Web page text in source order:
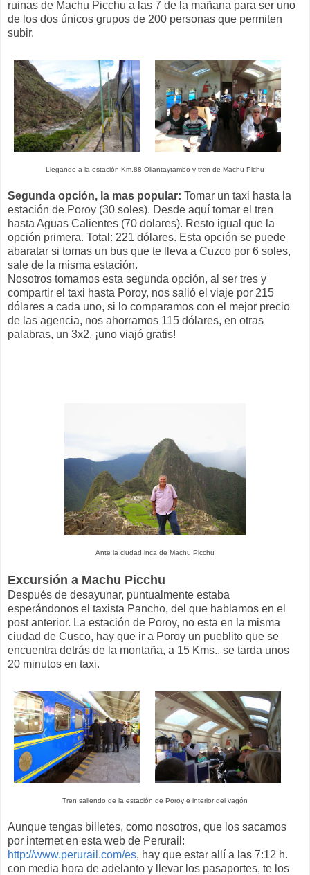
ruinas de Machu Picchu a las 7 de la mañana para ser uno
de los dos únicos grupos de 200 personas que permiten
subir.
Llegando a la estación Km.88-Ollantaytambo y tren de Machu Pichu
Segunda opción, la mas popular: Tomar un taxi hasta la
estación de Poroy (30 soles). Desde aquí tomar el tren
hasta Aguas Calientes (70 dolares). Resto igual que la
opción primera. Total: 221 dólares. Esta opción se puede
abaratar si tomas un bus que te lleva a Cuzco por 6 soles,
sale de la misma estación.
Nosotros tomamos esta segunda opción, al ser tres y
compartir el taxi hasta Poroy, nos salió el viaje por 215
dólares a cada uno, si lo comparamos con el mejor precio
de las agencia, nos ahorramos 115 dólares, en otras
palabras, un 3x2, ¡uno viajó gratis!
Ante la ciudad inca de Machu Picchu
Excursión a Machu Picchu
Después de desayunar, puntualmente estaba
esperándonos el taxista Pancho, del que hablamos en el
post anterior. La estación de Poroy, no esta en la misma
ciudad de Cusco, hay que ir a Poroy un pueblito que se
encuentra detrás de la montaña, a 15 Kms., se tarda unos
20 minutos en taxi.
Tren saliendo de la estación de Poroy e interior del vagón
Aunque tengas billetes, como nosotros, que los sacamos
por internet en esta web de Perurail:
http://www.perurail.com/es, hay que estar allí a las 7:12 h.
con media hora de adelanto y llevar los pasaportes, te los